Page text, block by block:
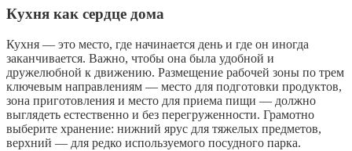
Кухня как сердце дома
Кухня — это место, где начинается день и где он иногда
заканчивается. Важно, чтобы она была удобной и
дружелюбной к движению. Размещение рабочей зоны по трем
ключевым направлениям — место для подготовки продуктов,
зона приготовления и место для приема пищи — должно
выглядеть естественно и без перегруженности. Грамотно
выберите хранение: нижний ярус для тяжелых предметов,
верхний — для редко используемого посудного парка.